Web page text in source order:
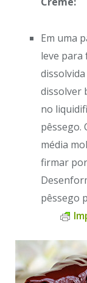
Em uma
leve para
dissolver
no
pêssego.
média
firmar
pêssego